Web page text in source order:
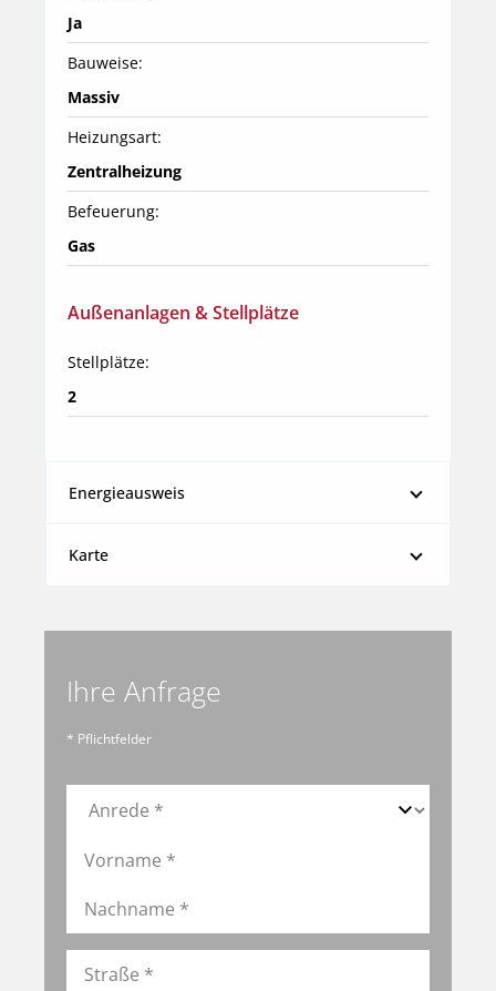
Ja
Bauweise:
Massiv
Heizungsart:
Zentralheizung
Befeuerung:
Gas
Außenanlagen & Stellplätze
Stellplätze:
2
Energieausweis
Karte
Ihre Anfrage
* Pflichtfelder